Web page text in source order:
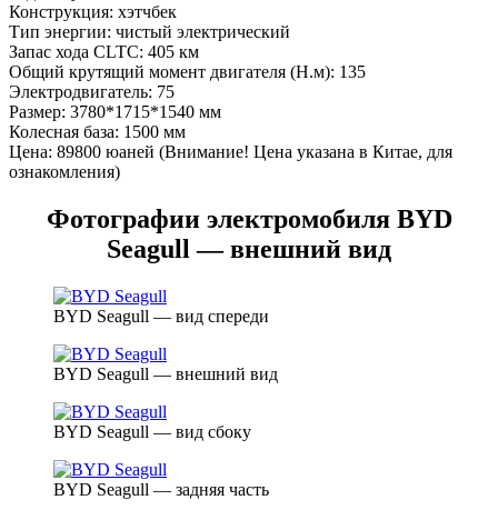
Конструкция: хэтчбек
Тип энергии: чистый электрический
Запас хода CLTC: 405 км
Общий крутящий момент двигателя (Н.м): 135
Электродвигатель: 75
Размер: 3780*1715*1540 мм
Колесная база: 1500 мм
Цена: 89800 юаней (Внимание! Цена указана в Китае, для
ознакомления)
Фотографии электромобиля BYD
Seagull — внешний вид
BYD Seagull — вид спереди
BYD Seagull — внешний вид
BYD Seagull — вид сбоку
BYD Seagull — задняя часть